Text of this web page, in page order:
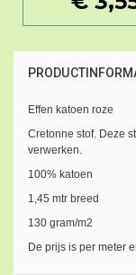
Effen katoen roze
Cretonne stof. Deze
verwerken.
100% katoen
1,45 mtr breed
130 gram/m2
De prijs is per meter